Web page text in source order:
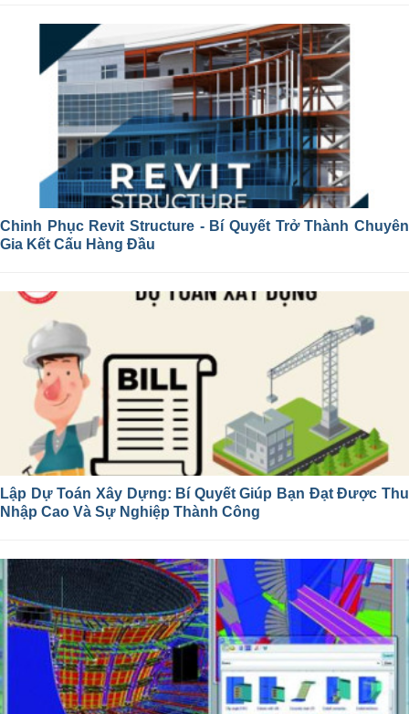
Chinh Phục Revit Structure - Bí Quyết Trở Thành Chuyên
Gia Kết Cấu Hàng Đầu
Lập Dự Toán Xây Dựng: Bí Quyết Giúp Bạn Đạt Được Thu
Nhập Cao Và Sự Nghiệp Thành Công